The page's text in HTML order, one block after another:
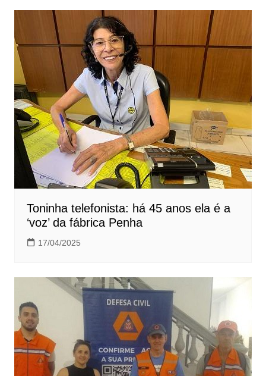
Toninha telefonista: há 45 anos ela é a
‘voz’ da fábrica Penha
17/04/2025